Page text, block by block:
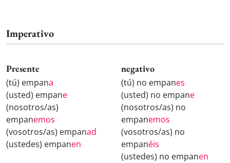
Imperativo
Presente
(tú) empana
(usted) empane
(nosotros/as)
empanemos
(vosotros/as) empanad
(ustedes) empanen
negativo
(tú) no empanes
(usted) no empane
(nosotros/as) no
empanemos
(vosotros/as) no
empanéis
(ustedes) no empanen